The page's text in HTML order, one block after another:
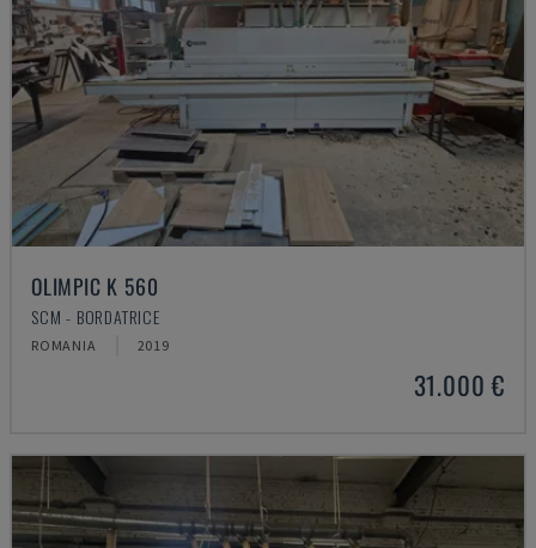
OLIMPIC K 560
SCM - BORDATRICE
ROMANIA 2019
31.000 €